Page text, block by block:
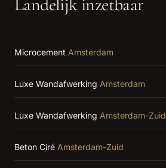
Landelijk inzetbaar
Microcement Amsterdam
Luxe Wandafwerking Amsterdam
Luxe Wandafwerking Amsterdam-Zuid
Beton Ciré Amsterdam-Zuid